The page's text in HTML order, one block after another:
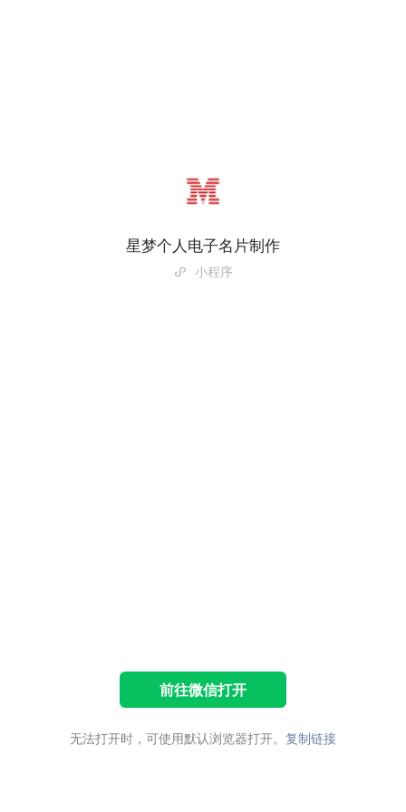
星梦个人电子名片制作
小程序
前往微信打开
无法打开时，可使用默认浏览器打开。 复制链接